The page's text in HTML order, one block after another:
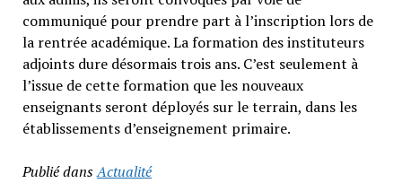
communiqué pour prendre part à l’inscription lors de
la rentrée académique. La formation des instituteurs
adjoints dure désormais trois ans. C’est seulement à
l’issue de cette formation que les nouveaux
enseignants seront déployés sur le terrain, dans les
établissements d’enseignement primaire.
Publié dansActualité